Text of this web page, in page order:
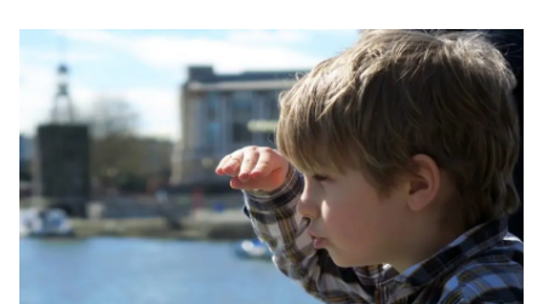
ISM製造業景気指数（10月）発表
ISM非製造業景気指数（10月）発表
アメリカFRB政策金利（FOMC）
雇用統計発表（10月）
想定内に収まるPPI生産者物価指数